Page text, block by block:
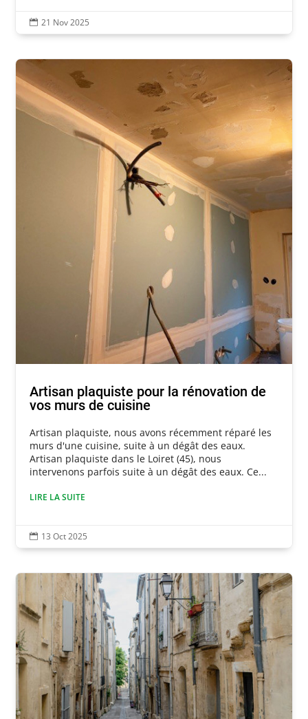
 21 Nov 2025
Artisan plaquiste pour la rénovation de
vos murs de cuisine
Artisan plaquiste, nous avons récemment réparé les
murs d'une cuisine, suite à un dégât des eaux.
Artisan plaquiste dans le Loiret (45), nous
intervenons parfois suite à un dégât des eaux. Ce...
LIRE LA SUITE
 13 Oct 2025